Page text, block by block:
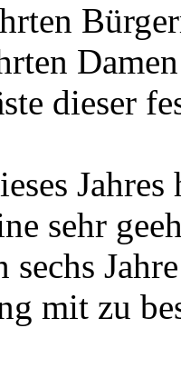
dieser
sehr
sechs
mit zu